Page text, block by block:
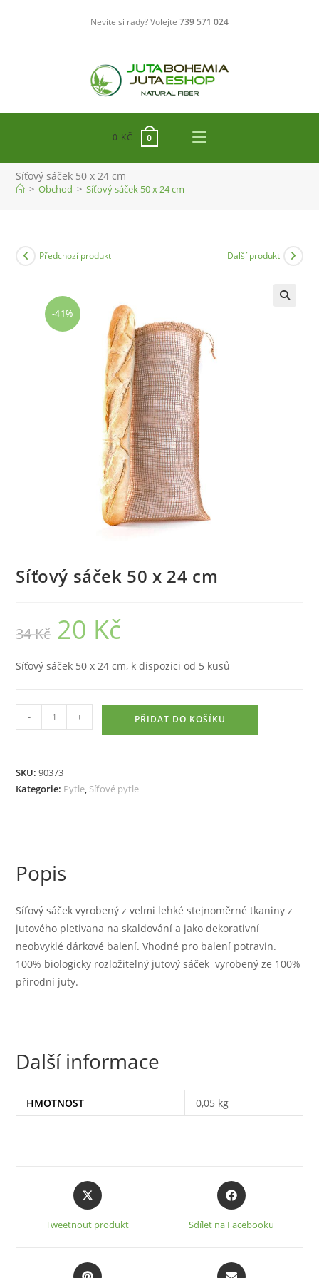
obsahu
Nevíte si rady? Volejte 739 571 024
0 KČ 0
Síťový sáček 50 x 24 cm
> Obchod > Síťový sáček 50 x 24 cm
-41%
Předchozí produkt Další produkt
Síťový sáček 50 x 24 cm
34Kč
Původní
cena
byla:
20 KčAktuální
Síťový sáček 50 x 24 cm, k dispozici od 5 kusů
sáček
24
- + PŘIDAT DO KOŠÍKU
SKU:90373
Kategorie: Pytle, Síťové pytle
Popis
Síťový sáček vyrobený z velmi lehké stejnoměrné tkaniny z
jutového pletivana na skaldování a jako dekorativní
neobvyklé dárkové balení. Vhodné pro balení potravin.
100% biologicky rozložitelný jutový sáček vyrobený ze 100%
přírodní juty.
Další informace
HMOTNOST 0,05 kg
Opens
in
new
Tweetnout produkt
Opens
in
new
Sdílet na Facebooku
Opens
Opens